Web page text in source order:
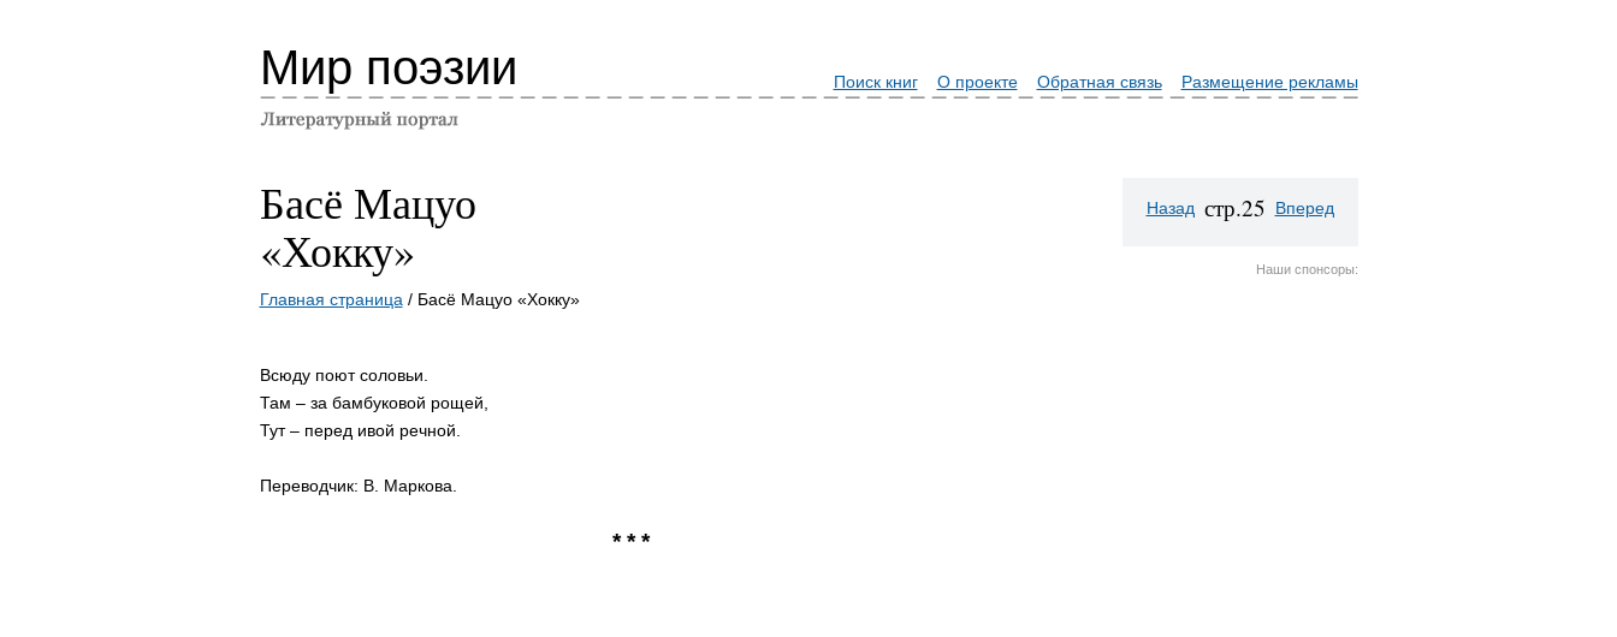
Мир поэзии Поиск книг О проекте Обратная связь Размещение рекламы
Басё Мацуо
«Хокку»
Главная страница / Басё Мацуо «Хокку»
Всюду поют соловьи.
Там – за бамбуковой рощей,
Тут – перед ивой речной.
Переводчик: В. Маркова.
* * *
Назад стр.25 Вперед
Наши спонсоры: